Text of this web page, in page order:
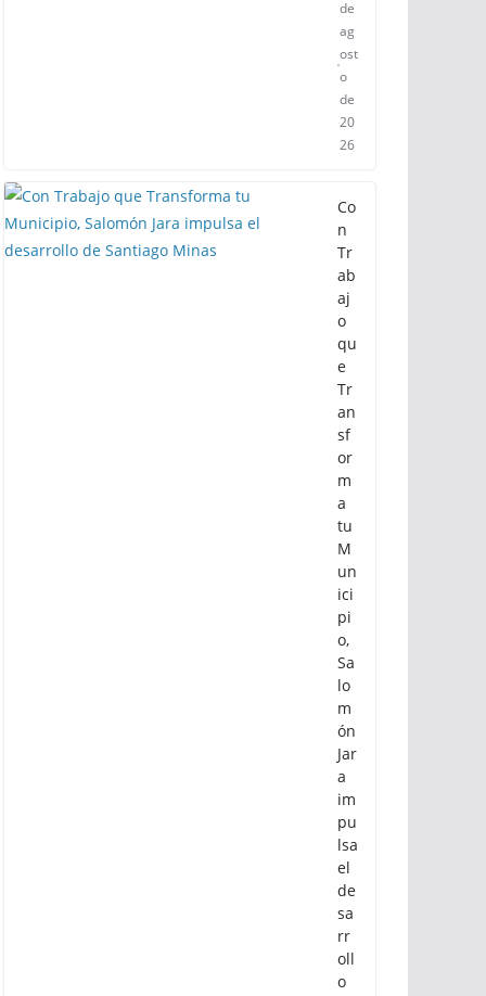
de
ag
ost
o
de
20
26
Co
n
Tr
ab
aj
o
qu
e
Tr
an
sf
or
m
a
tu
M
un
ici
pi
o,
Sa
lo
m
ón
Jar
a
im
pu
lsa
el
de
sa
rr
oll
o